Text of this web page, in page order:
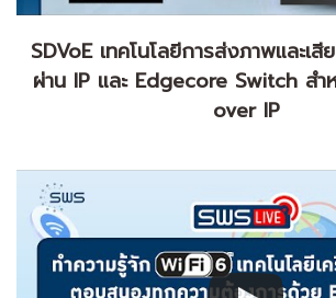
SDVoE เทคโนโลยีการส่งภาพและเ
ผ่าน IP และ Edgecore Switch สำ
over IP